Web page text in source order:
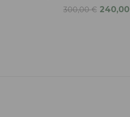
300,00€ 240,00